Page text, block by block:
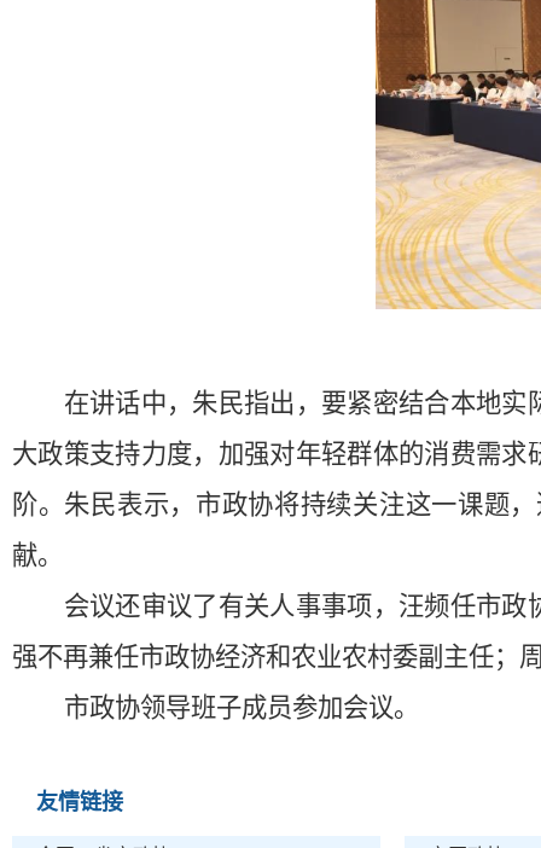
在讲话中，朱民指出，要紧密结合本地
大政策支持力度，加强对年轻群体的消费需
阶。朱民表示，市政协将持续关注这一课题
献。
会议还审议了有关人事事项，汪频任市
强不再兼任市政协经济和农业农村委副主任；
市政协领导班子成员参加会议。
友情链接